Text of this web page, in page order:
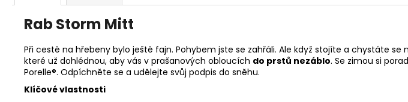
RabStorm Mitt
Při cestě na hřebeny bylo ještě fajn. Pohybem jste se zahřáli. Ale když stojíte a chystáte
které už dohlédnou, aby vás v prašanových obloucích do prstů nezáblo. Se zimou si
Porelle®. Odpíchněte se a udělejte svůj podpis do sněhu.
Klíčové vlastnosti